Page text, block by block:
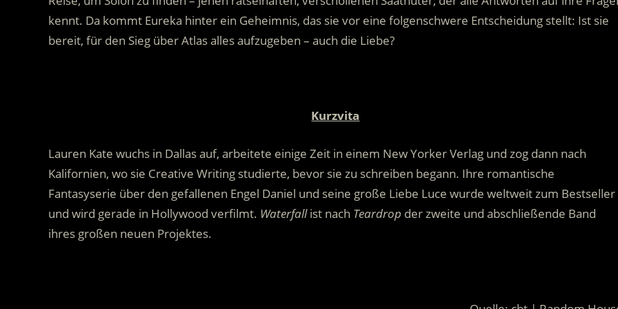
kennt. Da kommt Eureka hinter ein Geheimnis, das sie vor eine folgenschwere Entscheidung stellt: Ist sie
bereit, für den Sieg über Atlas alles aufzugeben – auch die Liebe?
Kurzvita
Lauren Kate wuchs in Dallas auf, arbeitete einige Zeit in einem New Yorker Verlag und zog dann nach
Kalifornien, wo sie Creative Writing studierte, bevor sie zu schreiben begann. Ihre romantische
Fantasyserie über den gefallenen Engel Daniel und seine große Liebe Luce wurde weltweit zum Bestseller
und wird gerade in Hollywood verfilmt. Waterfallist nach Teardrop der zweite und abschließende Band
ihres großen neuen Projektes.